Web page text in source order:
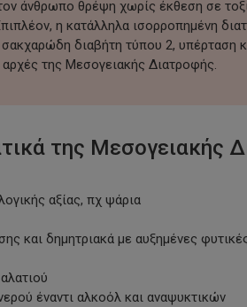
άνθρωπο θρέψη χωρίς έκθεση σε
η κατάλληλα ισορροπημένη
διαβήτη τύπου 2, υπέρταση
αρχές της Μεσογειακής Διατροφής.
της Μεσογειακής
αξίας, πχ ψάρια
και δημητριακά με αυξημένες
έναντι αλκοόλ και αναψυκτικών